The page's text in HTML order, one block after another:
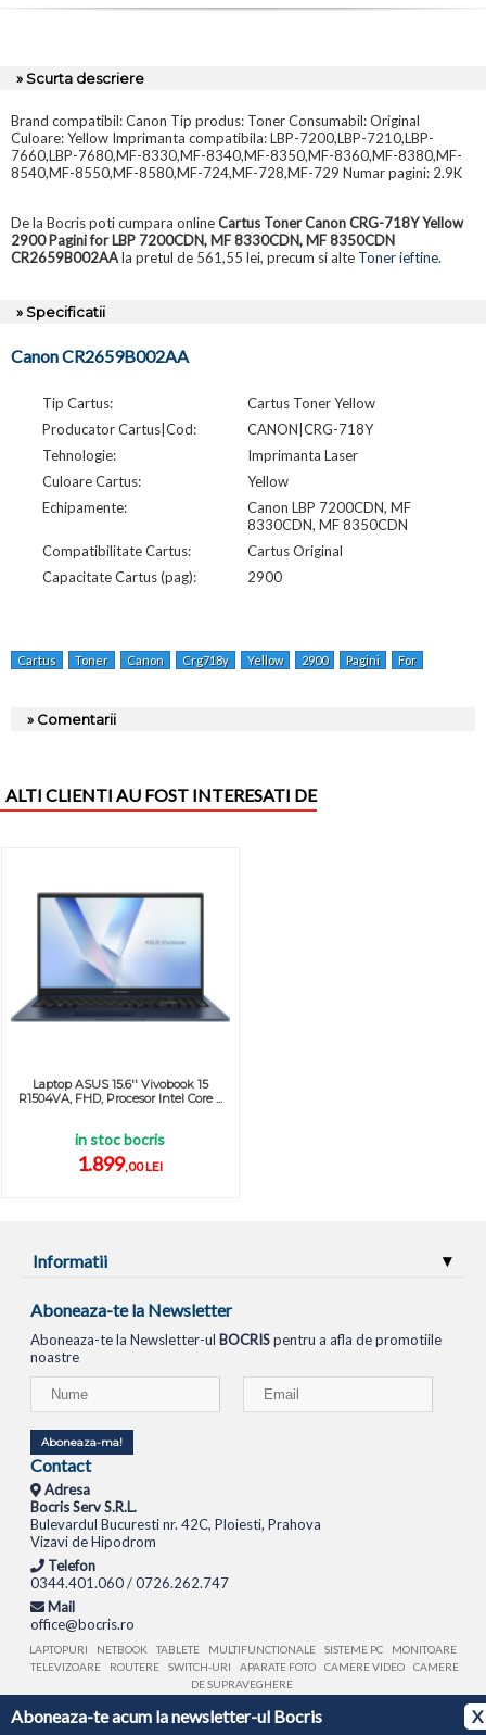
Aboneaza-te acum la newsletter-ul Bocris X
» Scurta descriere
Brand compatibil: Canon Tip produs: Toner Consumabil: Original
Culoare: Yellow Imprimanta compatibila: LBP-7200,LBP-7210,LBP-
7660,LBP-7680,MF-8330,MF-8340,MF-8350,MF-8360,MF-8380,MF-
8540,MF-8550,MF-8580,MF-724,MF-728,MF-729 Numar pagini: 2.9K
De la Bocris poti cumpara onlineCartus Toner Canon CRG-718Y Yellow
2900 Pagini for LBP 7200CDN, MF 8330CDN, MF 8350CDN
CR2659B002AAla pretul de 561,55 lei, precum si alte Toner ieftine.
» Specificatii
Canon CR2659B002AA
Tip Cartus:
Cartus Toner Yellow
Producator Cartus|Cod:
CANON|CRG-718Y
Tehnologie:
Imprimanta Laser
Culoare Cartus:
Yellow
Echipamente:
Canon LBP 7200CDN, MF
8330CDN, MF 8350CDN
Compatibilitate Cartus:
Cartus Original
Capacitate Cartus (pag):
2900
Cartus Toner Canon Crg718y Yellow 2900 Pagini For
» Comentarii
ALTI CLIENTI AU FOST INTERESATI DE
Laptop ASUS 15.6'' Vivobook 15
R1504VA, FHD, Procesor Intel Core ...
in stoc bocris
1.899,00 LEI
Informatii
Aboneaza-te la Newsletter
Aboneaza-te la Newsletter-ul BOCRISpentru a afla de promotiile
noastre
Aboneaza-ma!
Contact
Adresa
Bocris Serv S.R.L.
Bulevardul Bucuresti nr. 42C, Ploiesti, Prahova
Vizavi de Hipodrom
Telefon
0344.401.060 / 0726.262.747
Mail
office@bocris.ro
LAPTOPURI NETBOOK TABLETE MULTIFUNCTIONALE SISTEME PC
MONITOARE
TELEVIZOARE
ROUTERE SWITCH-URI APARATE FOTO CAMERE VIDEO
CAMERE
DE SUPRAVEGHERE